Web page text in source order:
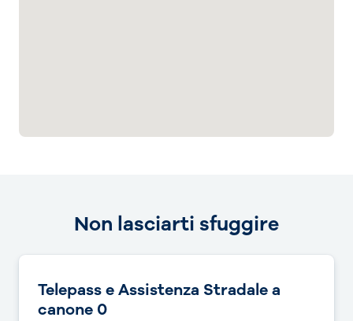
Non lasciarti sfuggire
Telepass e Assistenza Stradale a
canone 0